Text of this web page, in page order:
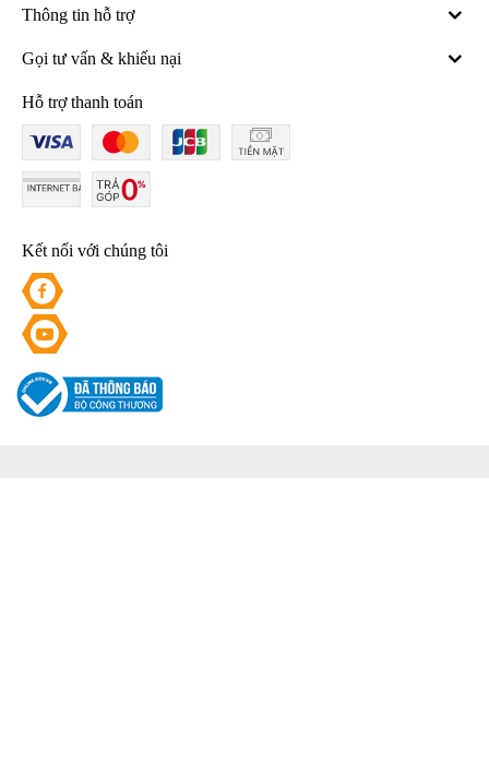
Thông tin hỗ trợ
Gọi tư vấn & khiếu nại
Hỗ trợ thanh toán
Kết nối với chúng tôi